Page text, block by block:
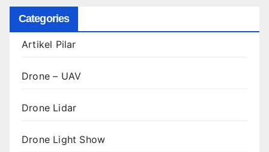
Categories
Artikel Pilar
Drone – UAV
Drone Lidar
Drone Light Show